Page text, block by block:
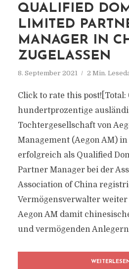
QUALIFIED
LIMITED
MANAGER IN
ZUGELASSEN
8. September 2021 2 Min.
Click to rate this post![Total:
hundertprozentige
Tochtergesellschaft von
Management (Aegon AM)
erfolgreich als Qualified
Partner Manager bei der
Association of China
Vermögensverwalter
Aegon AM damit
und vermögenden Anlegern